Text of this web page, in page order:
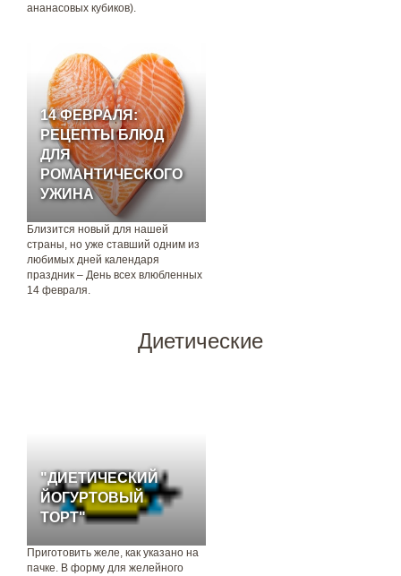
ананасовых кубиков).
14 ФЕВРАЛЯ:
РЕЦЕПТЫ БЛЮД
ДЛЯ
РОМАНТИЧЕСКОГО
УЖИНА
Близится новый для нашей
страны, но уже ставший одним из
любимых дней календаря
праздник – День всех влюбленных
14 февраля.
Диетические
"ДИЕТИЧЕСКИЙ
ЙОГУРТОВЫЙ
ТОРТ"
Приготовить желе, как указано на
пачке. В форму для желейного